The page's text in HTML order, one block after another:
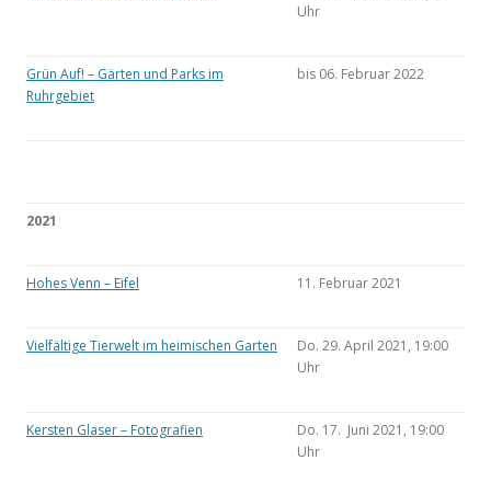
Uhr
Grün Auf! – Gärten und Parks im
Ruhrgebiet
bis 06. Februar 2022
2021
Hohes Venn – Eifel 11. Februar 2021
Vielfältige Tierwelt im heimischen Garten
Do. 29. April 2021, 19:00
Uhr
Kersten Glaser – Fotografien
Do. 17. Juni 2021, 19:00
Uhr